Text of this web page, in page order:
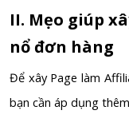
II. Mẹo giúp
nổ đơn hàng
Để xây Page làm
bạn cần áp dụng